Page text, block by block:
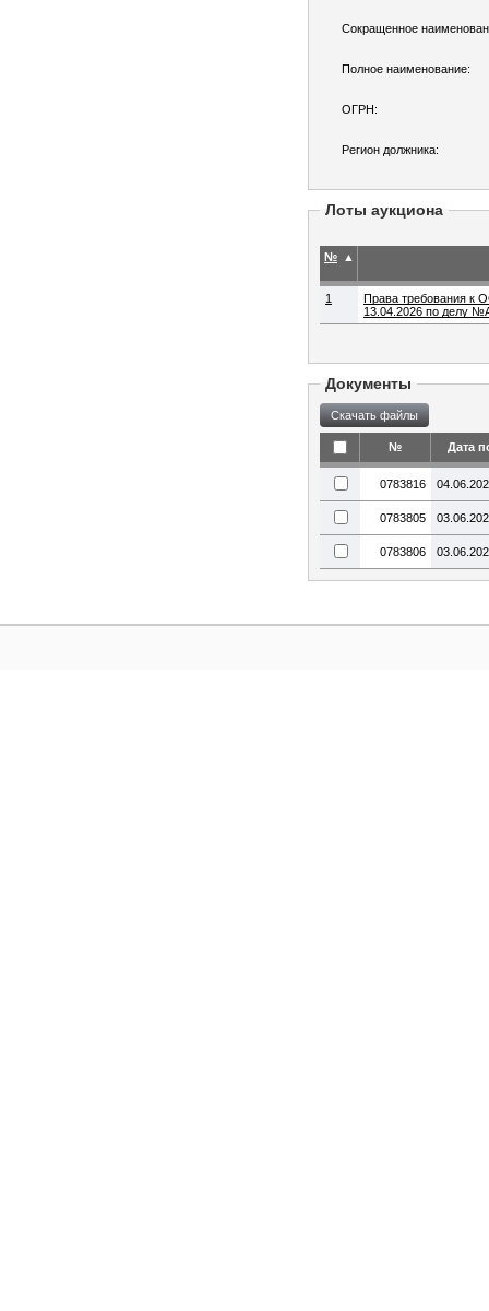
Сокращенное
Полное наименование:
ОГРН:
Регион должника:
Лоты аукциона
№ ▲
1
Права требования к
13.04.2026 по делу
Документы
№ Дата
0783816
0783805
0783806